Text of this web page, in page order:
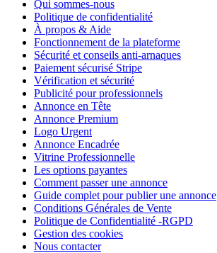
Qui sommes-nous
Politique de confidentialité
À propos & Aide
Fonctionnement de la plateforme
Sécurité et conseils anti-arnaques
Paiement sécurisé Stripe
Vérification et sécurité
Publicité pour professionnels
Annonce en Tête
Annonce Premium
Logo Urgent
Annonce Encadrée
Vitrine Professionnelle
Les options payantes
Comment passer une annonce
Guide complet pour publier une annonce
Conditions Générales de Vente
Politique de Confidentialité -RGPD
Gestion des cookies
Nous contacter